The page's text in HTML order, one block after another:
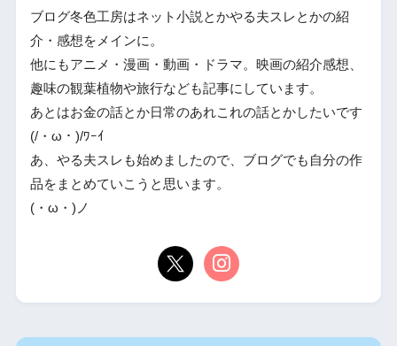
ブログ冬色工房はネット小説とかやる夫スレとかの紹
介・感想をメインに。
他にもアニメ・漫画・動画・ドラマ。映画の紹介感想、
趣味の観葉植物や旅行なども記事にしています。
あとはお金の話とか日常のあれこれの話とかしたいです
(/・ω・)/ﾜｰｲ
あ、やる夫スレも始めましたので、ブログでも自分の作
品をまとめていこうと思います。
(・ω・)ノ